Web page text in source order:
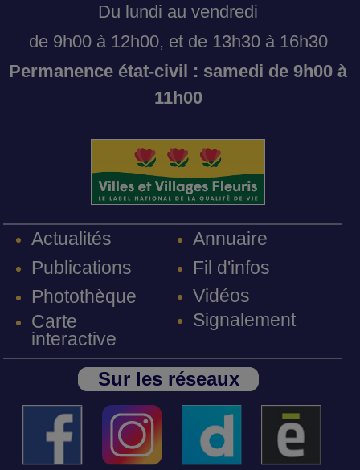
Du lundi au vendredi
de 9h00 à 12h00, et de 13h30 à 16h30
Permanence état-civil : samedi de 9h00 à
11h00
Actualités
Publications
Photothèque
Carte
interactive
Annuaire
Fil d'infos
Vidéos
Signalement
Sur les réseaux